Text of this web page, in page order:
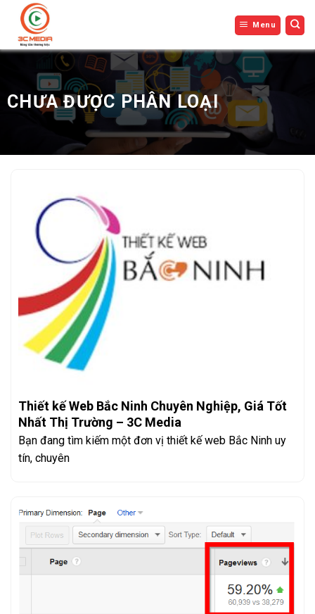
nội
Menu
CHƯA ĐƯỢC PHÂN LOẠI
Thiết kế Web Bắc Ninh Chuyên Nghiệp, Giá Tốt
Nhất Thị Trường – 3C Media
Bạn đang tìm kiếm một đơn vị thiết kế web Bắc Ninh uy
tín, chuyên